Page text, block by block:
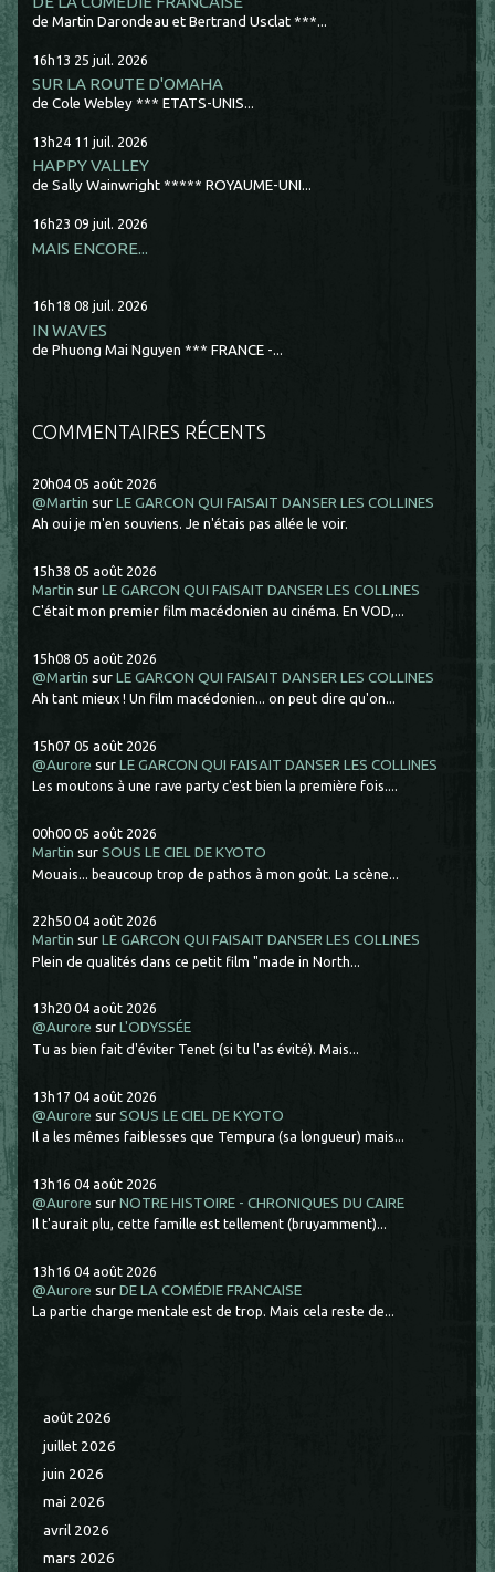
de Martin Darondeau et Bertrand Usclat ***...
16h13 25 juil. 2026
SUR LA ROUTE D'OMAHA
de Cole Webley *** ETATS-UNIS...
13h24 11 juil. 2026
HAPPY VALLEY
de Sally Wainwright ***** ROYAUME-UNI...
16h23 09 juil. 2026
MAIS ENCORE...
16h18 08 juil. 2026
IN WAVES
de Phuong Mai Nguyen *** FRANCE -...
COMMENTAIRES RÉCENTS
20h04 05 août 2026
@Martin surLE GARCON QUI FAISAIT DANSER LES COLLINES
Ah oui je m'en souviens. Je n'étais pas allée le voir.
15h38 05 août 2026
Martin surLE GARCON QUI FAISAIT DANSER LES COLLINES
C'était mon premier film macédonien au cinéma. En VOD,...
15h08 05 août 2026
@Martin surLE GARCON QUI FAISAIT DANSER LES COLLINES
Ah tant mieux ! Un film macédonien... on peut dire qu'on...
15h07 05 août 2026
@Aurore surLE GARCON QUI FAISAIT DANSER LES COLLINES
Les moutons à une rave party c'est bien la première fois....
00h00 05 août 2026
Martin surSOUS LE CIEL DE KYOTO
Mouais... beaucoup trop de pathos à mon goût. La scène...
22h50 04 août 2026
Martin surLE GARCON QUI FAISAIT DANSER LES COLLINES
Plein de qualités dans ce petit film "made in North...
13h20 04 août 2026
@Aurore surL'ODYSSÉE
Tu as bien fait d'éviter Tenet (si tu l'as évité). Mais...
13h17 04 août 2026
@Aurore surSOUS LE CIEL DE KYOTO
Il a les mêmes faiblesses que Tempura (sa longueur) mais...
13h16 04 août 2026
@Aurore surNOTRE HISTOIRE - CHRONIQUES DU CAIRE
Il t'aurait plu, cette famille est tellement (bruyamment)...
13h16 04 août 2026
@Aurore surDE LA COMÉDIE FRANCAISE
La partie charge mentale est de trop. Mais cela reste de...
août 2026
juillet 2026
juin 2026
mai 2026
avril 2026
mars 2026